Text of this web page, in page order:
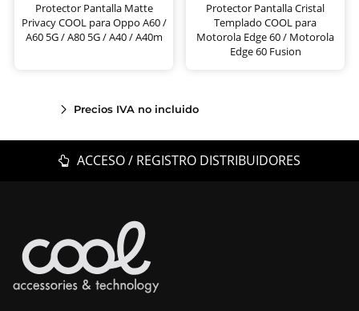
Protector Pantalla Matte
Privacy COOL para Oppo A60 /
A60 5G / A80 5G / A40 / A40m
Protector Pantalla Cristal
Templado COOL para
Motorola Edge 60 / Motorola
Edge 60 Fusion
Precios IVA no incluido
ACCESO / REGISTRO DISTRIBUIDORES